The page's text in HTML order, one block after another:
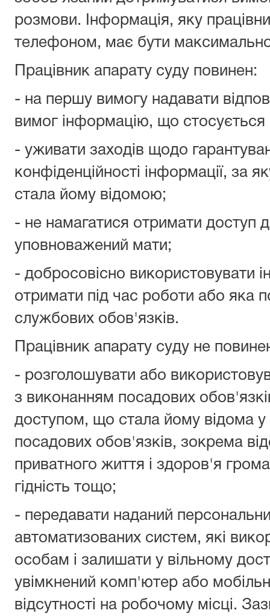
розмови. Інформація, яку
телефоном, має бути
Працівник апарату суду повинен:
- на першу вимогу надавати
вимог інформацію, що
- уживати заходів щодо
конфіденційності інформації, за
стала йому відомою;
- не намагатися отримати доступ
уповноважений мати;
- добросовісно використовувати
отримати під час роботи або яка
службових обов'язків.
Працівник апарату суду не
- розголошувати або
з виконанням посадових
доступом, що стала йому відома
посадових обов'язків, зокрема
приватного життя і здоров'я
гідність тощо;
- передавати наданий
автоматизованих систем, які
особам і залишати у вільному
увімкнений комп'ютер або
відсутності на робочому місці.